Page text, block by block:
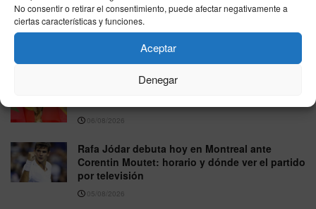
No consentir o retirar el consentimiento, puede afectar negativamente a
ciertas características y funciones.
Aceptar
Denegar
La FIFA reconoce errores en su plan para
atraer inversión privada al Mundial y anuncia
una revisión interna
La FIFA desmiente un supuesto acuerdo para
06/08/2026
Rafa Jódar debuta hoy en Montreal ante
Corentin Moutet: horario y dónde ver el partido
por televisión
05/08/2026